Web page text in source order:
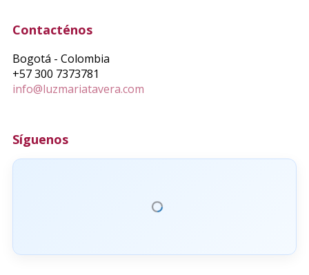
Contacténos
Bogotá - Colombia
+57 300 7373781
info@luzmariatavera.com
Síguenos